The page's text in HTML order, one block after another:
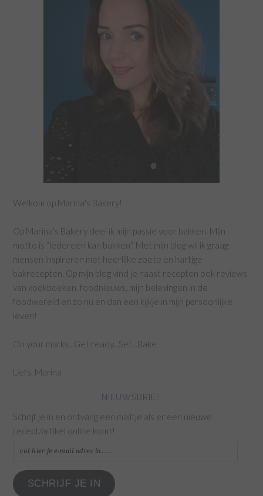
Welkom op Marina's Bakery!
Op Marina's Bakery deel ik mijn passie voor bakken. Mijn
motto is “iedereen kan bakken”. Met mijn blog wil ik graag
mensen inspireren met heerlijke zoete en hartige
bakrecepten. Op mijn blog vind je naast recepten ook reviews
van kookboeken, foodnieuws, mijn belevingen in de
foodwereld en zo nu en dan een kijkje in mijn persoonlijke
leven!
On your marks...Get ready...Set...Bake
Liefs, Marina
NIEUWSBRIEF
Schrijf je in en ontvang een mailtje als er een nieuwe
recept/artikel online komt!
vul
je
e-
SCHRIJF JE IN